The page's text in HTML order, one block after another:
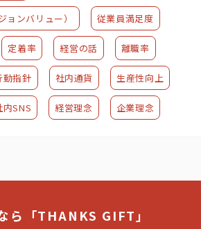
ョンバリュー） 従業員満足度
定着率 経営の話 離職率
動指針 社内通貨 生産性向上
内SNS 経営理念 企業理念
ら「THANKS GIFT」